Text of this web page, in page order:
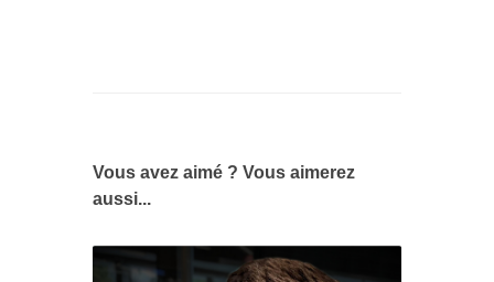
Vous avez aimé ? Vous aimerez
aussi...